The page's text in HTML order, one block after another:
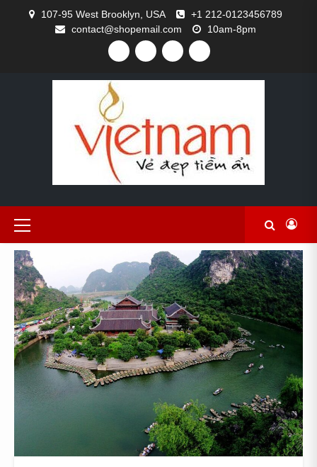
107-95 West Brooklyn, USA
+1 212-0123456789
contact@shopemail.com
10am-8pm
FACEBOOK
TWITTERGITHUBINSTAGRAM
Primary
Menu